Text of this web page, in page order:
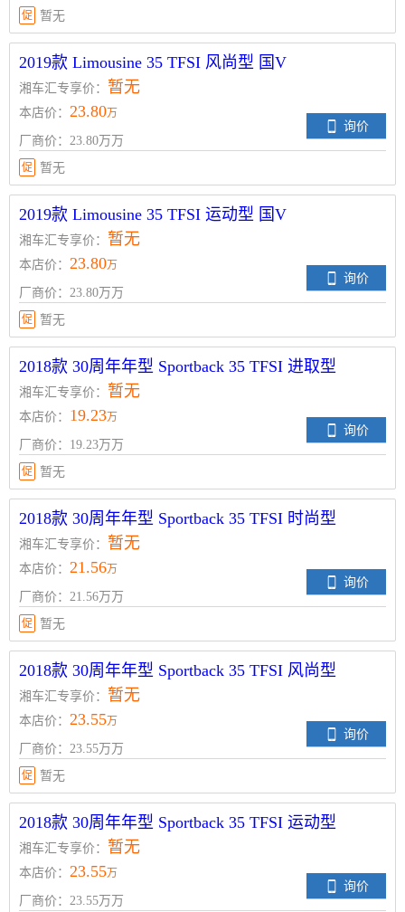
促 暂无
2019款 Limousine 35 TFSI 风尚型 国V
湘车汇专享价： 暂无
本店价： 23.80万
厂商价：23.80万万
询价
促 暂无
2019款 Limousine 35 TFSI 运动型 国V
湘车汇专享价： 暂无
本店价： 23.80万
厂商价：23.80万万
询价
促 暂无
2018款 30周年年型 Sportback 35 TFSI 进取型
湘车汇专享价： 暂无
本店价： 19.23万
厂商价：19.23万万
询价
促 暂无
2018款 30周年年型 Sportback 35 TFSI 时尚型
湘车汇专享价： 暂无
本店价： 21.56万
厂商价：21.56万万
询价
促 暂无
2018款 30周年年型 Sportback 35 TFSI 风尚型
湘车汇专享价： 暂无
本店价： 23.55万
厂商价：23.55万万
询价
促 暂无
2018款 30周年年型 Sportback 35 TFSI 运动型
湘车汇专享价： 暂无
本店价： 23.55万
厂商价：23.55万万
询价